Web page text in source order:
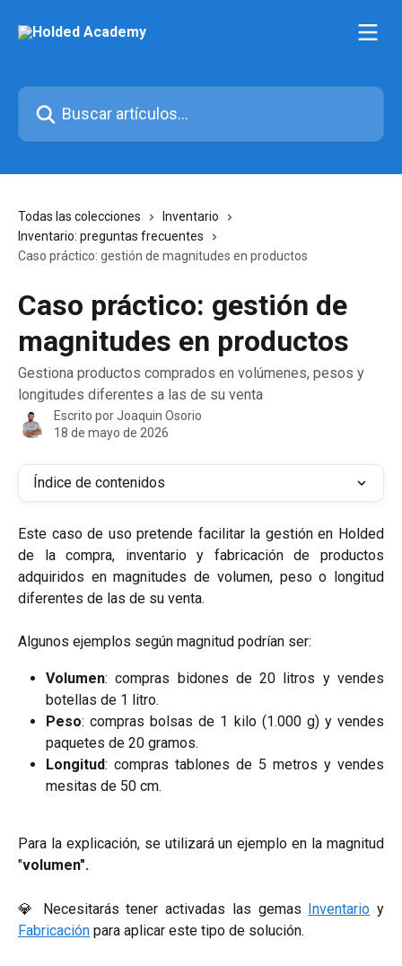
Buscar artículos...
Todas las colecciones
Inventario
Inventario: preguntas frecuentes
Caso práctico: gestión de magnitudes en productos
Caso práctico: gestión de
magnitudes en productos
Gestiona productos comprados en volúmenes, pesos y
longitudes diferentes a las de su venta
Escrito porJoaquin Osorio
18 de mayo de 2026
Índice de contenidos
Este caso de uso pretende facilitar la gestión en Holded
de la compra, inventario y fabricación de productos
adquiridos en magnitudes de volumen, peso o longitud
diferentes de las de su venta.
Algunos ejemplos según magnitud podrían ser:
Volumen: compras bidones de 20 litros y vendes
botellas de 1 litro.
Peso: compras bolsas de 1 kilo (1.000 g) y vendes
paquetes de 20 gramos.
Longitud: compras tablones de 5 metros y vendes
mesitas de 50 cm.
Para la explicación, se utilizará un ejemplo en la magnitud
"volumen".
💎 Necesitarás tener activadas las gemas Inventario y
Fabricación para aplicar este tipo de solución.